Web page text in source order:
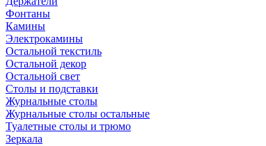
Фонтаны
Камины
Электрокамины
Остальной текстиль
Остальной декор
Остальной свет
Столы и подставки
Журнальные столы
Журнальные столы остальные
Туалетные столы и трюмо
Зеркала